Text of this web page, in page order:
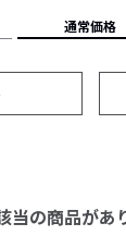
通常価格
当の商品があ